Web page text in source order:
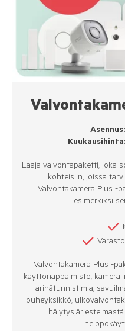
Laaja valvontapaketti, joka
kohteisiin, joissa
Valvontakamera Plus -
esimerkiksi
Valvontakamera Plus -
käyttönäppäimistö,
tärinätunnistimia,
puheyksikkö,